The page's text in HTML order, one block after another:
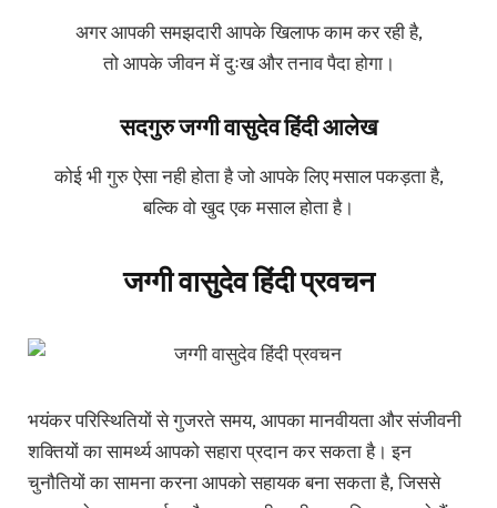
अगर आपकी समझदारी आपके खिलाफ काम कर रही है,
तो आपके जीवन में दुःख और तनाव पैदा होगा।
सदगुरु जग्गी वासुदेव हिंदी आलेख
कोई भी गुरु ऐसा नही होता है जो आपके लिए मसाल पकड़ता है,
बल्कि वो खुद एक मसाल होता है।
जग्गी वासुदेव हिंदी प्रवचन
भयंकर परिस्थितियों से गुजरते समय, आपका मानवीयता और संजीवनी
शक्तियों का सामर्थ्य आपको सहारा प्रदान कर सकता है। इन
चुनौतियों का सामना करना आपको सहायक बना सकता है, जिससे